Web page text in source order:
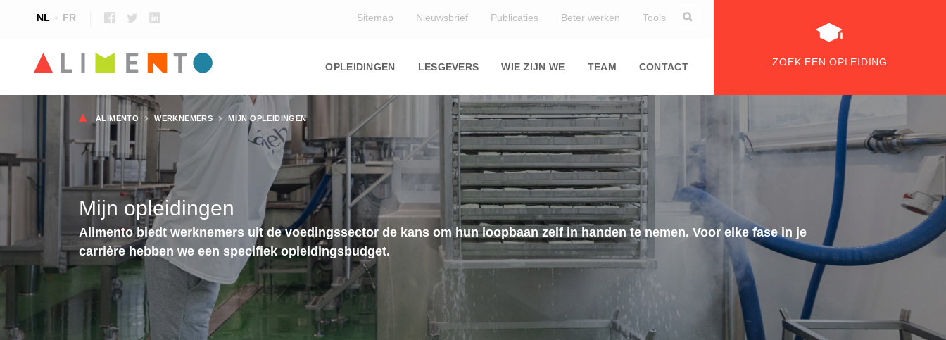
NL FR Sitemap Nieuwsbrief Publicaties Beter werken Tools
navigation
OPLEIDINGEN LESGEVERS WIE ZIJN WE TEAM CONTACT ZOEK EEN OPLEIDING
Kruimelpad
ALIMENTO WERKNEMERS MIJN OPLEIDINGEN
Mijn opleidingen
Alimento biedt werknemers uit de voedingssector de kans om hun loopbaan zelf in handen te nemen. Voor elke fase in je
carrière hebben we een specifiek opleidingsbudget.